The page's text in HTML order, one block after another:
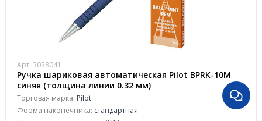
Арт. 3038041
Ручка шариковая автоматическая Pilot BPRK-10M
синяя (толщина линии 0.32 мм)
Торговая марка: Pilot
Форма наконечника: стандартная